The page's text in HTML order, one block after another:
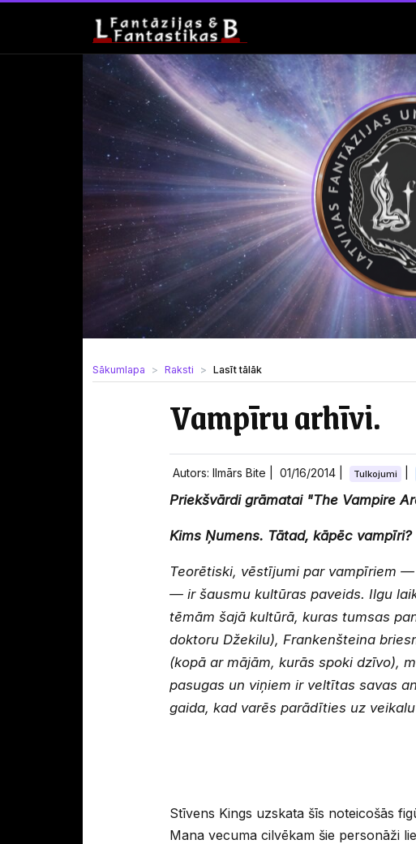
Sākumlapa Raksti Lasīt tālāk
Vampīru arhīvi.
Autors: Ilmārs Bite | 01/16/2014 Tulkojumi
Priekšvārdi grāmatai "The Vampire
Kims Ņumens. Tātad, kāpēc vampīri?
Teorētiski, vēstījumi par vampīriem
— ir šausmu kultūras paveids. Ilgu
tēmām šajā kultūrā, kuras tumsas
doktoru Džekilu), Frankenšteina
(kopā ar mājām, kurās spoki dzīvo),
pasugas un viņiem ir veltītas savas
gaida, kad varēs parādīties uz
Stīvens Kings uzskata šīs noteicošās
Mana vecuma cilvēkam šie personāži